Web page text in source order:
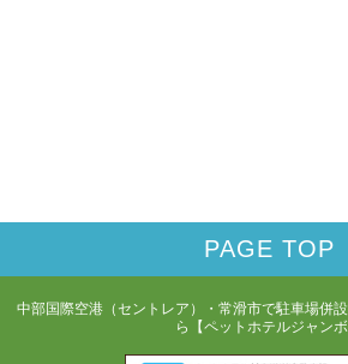
PAGE TOP
中部国際空港（セントレア）・常滑市で駐車場併
ら【ペットホテルジャンボ